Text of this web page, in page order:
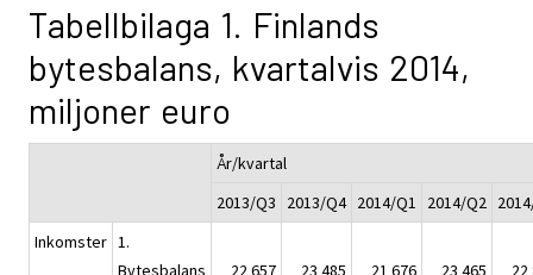
Tabellbilaga 1. Finlands
bytesbalans, kvartalvis 2014,
miljoner euro
År/kvartal
2013/Q3
2013/Q4 2014/Q1 2014/Q2
Inkomster 1.
Bytesbalans
22 657 23 485 21 676 23 465
22